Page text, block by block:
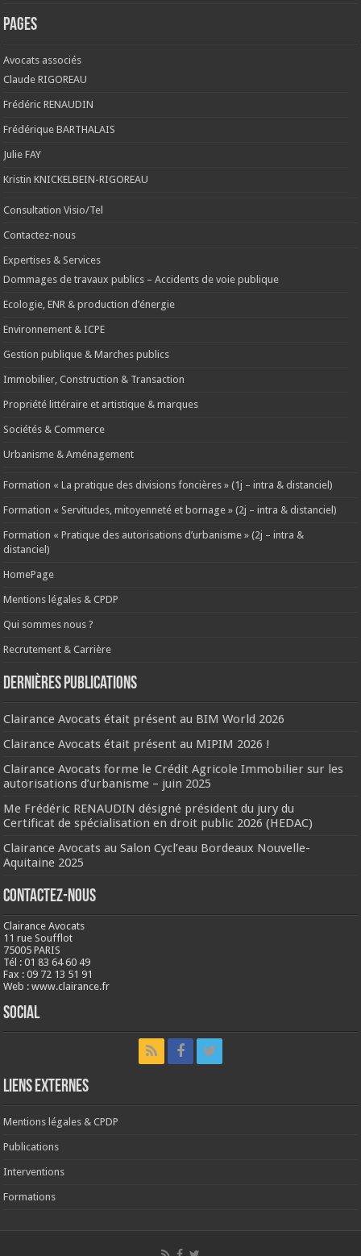
Pages
Avocats associés
Claude RIGOREAU
Frédéric RENAUDIN
Frédérique BARTHALAIS
Julie FAY
Kristin KNICKELBEIN-RIGOREAU
Consultation Visio/Tel
Contactez-nous
Expertises & Services
Dommages de travaux publics – Accidents de voie publique
Ecologie, ENR & production d’énergie
Environnement & ICPE
Gestion publique & Marches publics
Immobilier, Construction & Transaction
Propriété littéraire et artistique & marques
Sociétés & Commerce
Urbanisme & Aménagement
Formation « La pratique des divisions foncières » (1j – intra & distanciel)
Formation « Servitudes, mitoyenneté et bornage » (2j – intra & distanciel)
Formation « Pratique des autorisations d’urbanisme » (2j – intra &
distanciel)
HomePage
Mentions légales & CPDP
Qui sommes nous ?
Recrutement & Carrière
Dernières publications
Clairance Avocats était présent au BIM World 2026
Clairance Avocats était présent au MIPIM 2026 !
Clairance Avocats forme le Crédit Agricole Immobilier sur les
autorisations d’urbanisme – juin 2025
Me Frédéric RENAUDIN désigné président du jury du
Certificat de spécialisation en droit public 2026 (HEDAC)
Clairance Avocats au Salon Cycl’eau Bordeaux Nouvelle-
Aquitaine 2025
Contactez-nous
Clairance Avocats
11 rue Soufflot
75005 PARIS
Tél : 01 83 64 60 49
Fax : 09 72 13 51 91
Web : www.clairance.fr
Social
LIENS EXTERNES
Mentions légales & CPDP
Publications
Interventions
Formations